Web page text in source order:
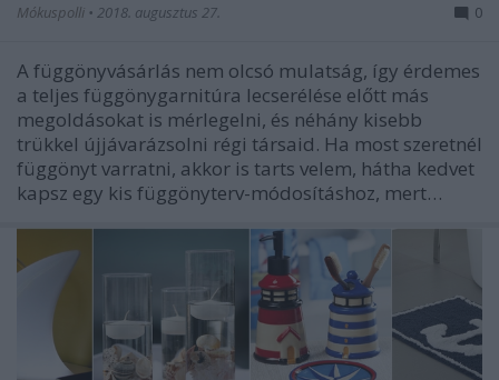
Mókuspolli • 2018. augusztus 27. 0
A függönyvásárlás nem olcsó mulatság, így érdemes
a teljes függönygarnitúra lecserélése előtt más
megoldásokat is mérlegelni, és néhány kisebb
trükkel újjávarázsolni régi társaid. Ha most szeretnél
függönyt varratni, akkor is tarts velem, hátha kedvet
kapsz egy kis függönyterv-módosításhoz, mert…